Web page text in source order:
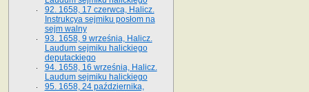
92. 1658, 17 czerwca, Halicz.
Instrukcya sejmiku posłom na
sejm walny
93. 1658, 9 września, Halicz.
Laudum sejmiku halickiego
deputackiego
94. 1658, 16 września, Halicz.
Laudum sejmiku halickiego
95. 1658, 24 października,